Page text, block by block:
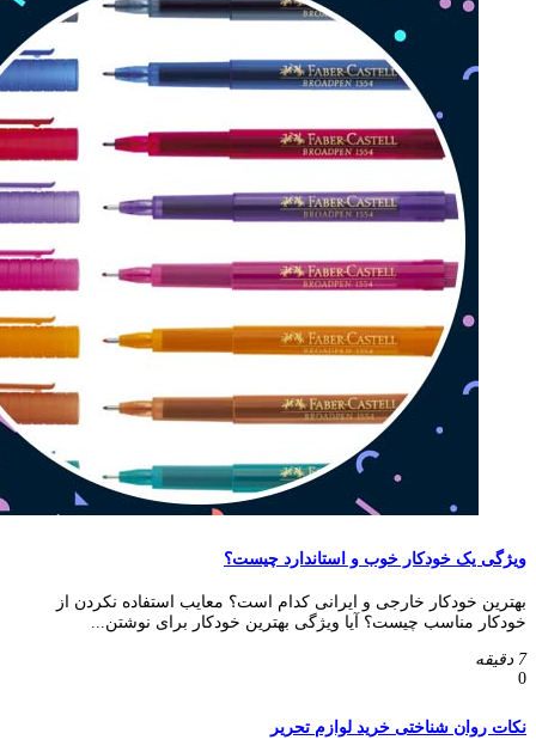
ویژگی یک خودکار خوب و استاندارد چیست؟
بهترین خودکار خارجی و ایرانی کدام است؟ معایب استفاده نکردن از
خودکار مناسب چیست؟ آیا ویژگی بهترین خودکار برای نوشتن...
7 دقیقه
0
نکات روان شناختی خرید لوازم تحریر